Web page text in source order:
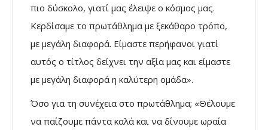
πιο δύσκολο, γιατί μας έλειψε ο κόσμος μας.
Κερδίσαμε το πρωτάθλημα με ξεκάθαρο τρόπο,
με μεγάλη διαφορά. Είμαστε περήφανοι γιατί
αυτός ο τίτλος δείχνει την αξία μας και είμαστε
με μεγάλη διαφορά η καλύτερη ομάδα».
Όσο για τη συνέχεια στο πρωτάθλημα; «Θέλουμε
να παίζουμε πάντα καλά και να δίνουμε ωραία